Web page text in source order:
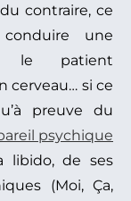
contraire, ce
une
le patient
cerveau… si ce
preuve du
psychique
libido, de ses
(Moi, Ça,